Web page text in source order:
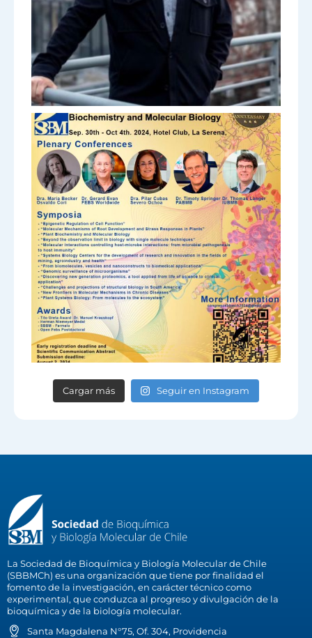
Cargar más Seguir en Instagram
La Sociedad de Bioquímica y Biología Molecular de Chile
(SBBMCh) es una organización que tiene por finalidad el
fomento de la investigación, en carácter técnico como
experimental, que conduzca al progreso y divulgación de la
bioquímica y de la biología molecular.
Santa Magdalena N°75, Of. 304, Providencia